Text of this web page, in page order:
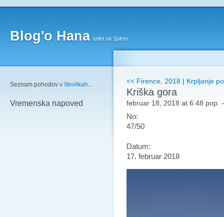
Blog'o Hana splet na Spletu
Seznam pohodov v številkah...
Vremenska napoved
<< Firence, 2018 | Krpljanje
Kriška gora
februar 18, 2018 at 6:48 pop.
No:
47/50
Datum:
17. februar 2018